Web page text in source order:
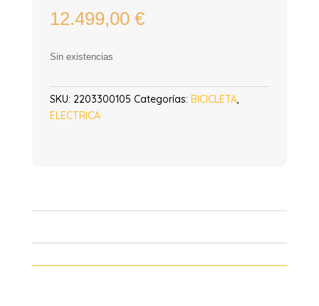
12.499,00 €
Sin existencias
SKU: 2203300105 Categorías: BICICLETA,
ELECTRICA